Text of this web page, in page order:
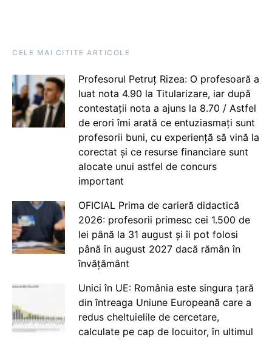
CELE MAI CITITE ARTICOLE
Profesorul Petruț Rizea: O profesoară a
luat nota 4.90 la Titularizare, iar după
contestații nota a ajuns la 8.70 / Astfel
de erori îmi arată ce entuziasmați sunt
profesorii buni, cu experiență să vină la
corectat și ce resurse financiare sunt
alocate unui astfel de concurs
important
OFICIAL Prima de carieră didactică
2026: profesorii primesc cei 1.500 de
lei până la 31 august și îi pot folosi
până în august 2027 dacă rămân în
învățământ
Unici în UE: România este singura țară
din întreaga Uniune Europeană care a
redus cheltuielile de cercetare,
calculate pe cap de locuitor, în ultimul